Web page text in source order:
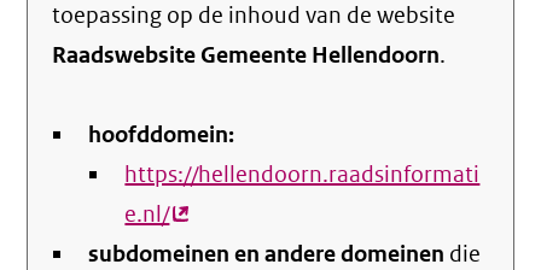
toepassing op de inhoud van de website
Raadswebsite Gemeente Hellendoorn.
hoofddomein:
https://hellendoorn.raadsinformati
e.nl/(externe
link)
subdomeinen en andere domeinen die